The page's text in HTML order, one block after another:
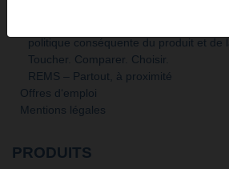
politique conséquente du produit et de
Toucher. Comparer. Choisir.
REMS – Partout, à proximité
Offres d‘emploi
Mentions légales
PRODUITS